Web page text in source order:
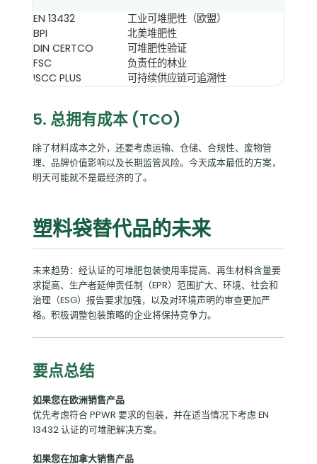
EN 13432
工业可堆肥性（欧盟）
BPI
北美堆肥性
DIN CERTCO
可堆肥性验证
FSC
负责任的林业
ISCC PLUS
可持续供应链可追溯性
5. 总拥有成本 (TCO)
除了材料成本之外，还要考虑运输、仓储、合规性、废物管
理、品牌价值影响以及长期监管风险。今天成本最低的方案，
明天可能就不是最经济的了。
塑料袋替代品的未来
未来趋势：经认证的可堆肥包装使用率提高、再生材料含量要
求提高、生产者延伸责任制（EPR）范围扩大、环境、社会和
治理（ESG）报告要求加强，以及对环境声明的审查更加严
格。积极调整包装策略的企业将保持竞争力。
要点总结
如果您在欧洲销售产品
优先考虑符合 PPWR 要求的包装，并在适当情况下考虑 EN
13432 认证的可堆肥解决方案。
如果您在加拿大销售产品